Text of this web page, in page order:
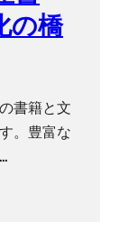
の橋
書籍と文
。豊富な